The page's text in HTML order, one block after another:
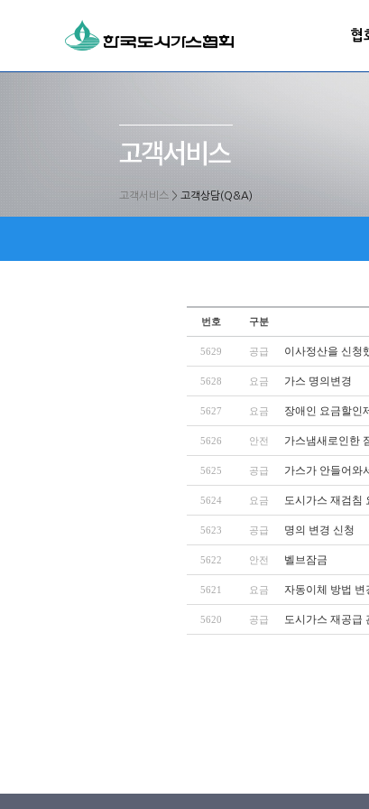
협
고객서비스 > 고객상담(Q&A)
번호 구분
5629 공급 이사정산을 신청
5628 요금 가스 명의변경
5627 요금 장애인 요금할인
5626 안전 가
5625 공급 가스가 안들어와
5624 요금 도시가스 재검침
5623 공급 명의 변경 신청
5622 안전 벨브잠금
5621 요금 자동이체 방법 변
5620 공급 도시가스 재공급